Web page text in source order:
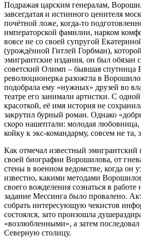
Подражая царским генералам,
завсегдатая и истинного ценителя
почётной ложе, когда-то
императорской фамилии, нарком
вовсе не со своей супругой
(урождённой Гитлей Горбман),
эмигрантские издания, он был
советский Олимп – бывшая спутница
революционерка разожгла в
подобрала ему «нужных» друзей во
театре его занимали артистки. С
красоткой, её имя история не
закрутил бурный роман. Однако
скоро нашептали: молодая
койку к экс-командарму, совсем не та,
Как отмечал известный эмигрантский
своей биографии Ворошилова, от
стены в военном ведомстве, когда он
известно, какими методами
своего вожделения сознаться в
задание Мессинга было провалено.
собрать интересующую чекистов
состоялся, зато произошла
«возлюбленными», а затем
Северную столицу.